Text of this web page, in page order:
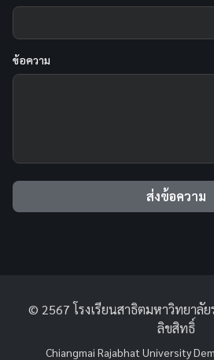
ข้อความ
ส่งข้อความ
© 2567 โรงเรียนสาธิตมหาวิทยาลั
ลิขสิทธิ์
Chiangmai Rajabhat University